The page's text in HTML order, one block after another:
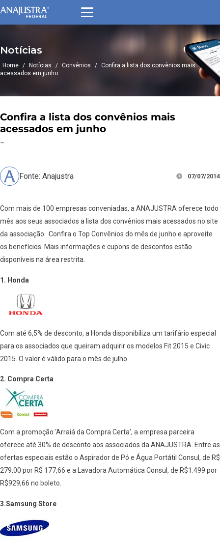
Notícias
Home / Notícias / Convênios / Confira a lista dos convênios mais
acessados em junho
Confira a lista dos convênios mais
acessados em junho
–
Fonte: Anajustra 07/07/2014
Com mais de 100 empresas conveniadas, a ANAJUSTRA oferece todo
mês aos seus associados a lista dos convênios mais acessados no site
da associação. Confira o Top Convênios do mês de junho e aproveite
os benefícios. Mais informações e cupons de descontos estão
disponíveis na área restrita.
1. Honda
Com até 6,5% de desconto, a Honda disponibiliza um tarifário especial
para os associados que queiram adquirir os modelos Fit 2015 e Civic
2015. O valor é válido para o mês de julho.
2. Compra Certa
Com a promoção ‘Arraiá da Compra Certa’, a empresa parceira
oferece até 30% de desconto aos associados da ANAJUSTRA. Entre as
ofertas especiais estão o Aspirador de Pó e Água Portátil Consul, de R$
279,00 por R$ 177,66 e a Lavadora Automática Consul, de R$1.499 por
R$929,66 no boleto.
3.Samsung Store